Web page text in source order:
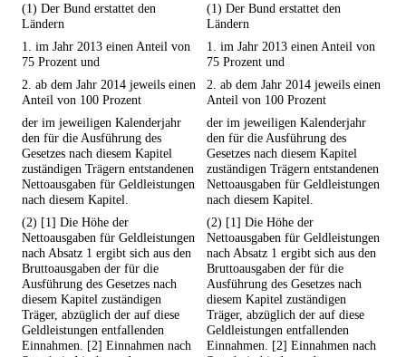
(1) Der Bund erstattet den
Ländern
(1) Der Bund erstattet den
Ländern
1. im Jahr 2013 einen Anteil von
75 Prozent und
1. im Jahr 2013 einen Anteil von
75 Prozent und
2. ab dem Jahr 2014 jeweils einen
Anteil von 100 Prozent
2. ab dem Jahr 2014 jeweils einen
Anteil von 100 Prozent
der im jeweiligen Kalenderjahr
den für die Ausführung des
Gesetzes nach diesem Kapitel
zuständigen Trägern entstandenen
Nettoausgaben für Geldleistungen
nach diesem Kapitel.
der im jeweiligen Kalenderjahr
den für die Ausführung des
Gesetzes nach diesem Kapitel
zuständigen Trägern entstandenen
Nettoausgaben für Geldleistungen
nach diesem Kapitel.
(2) [1] Die Höhe der
Nettoausgaben für Geldleistungen
nach Absatz 1 ergibt sich aus den
Bruttoausgaben der für die
Ausführung des Gesetzes nach
diesem Kapitel zuständigen
Träger, abzüglich der auf diese
Geldleistungen entfallenden
Einnahmen. [2] Einnahmen nach
(2) [1] Die Höhe der
Nettoausgaben für Geldleistungen
nach Absatz 1 ergibt sich aus den
Bruttoausgaben der für die
Ausführung des Gesetzes nach
diesem Kapitel zuständigen
Träger, abzüglich der auf diese
Geldleistungen entfallenden
Einnahmen. [2] Einnahmen nach